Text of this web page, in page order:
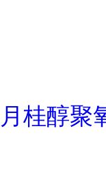
月桂醇聚